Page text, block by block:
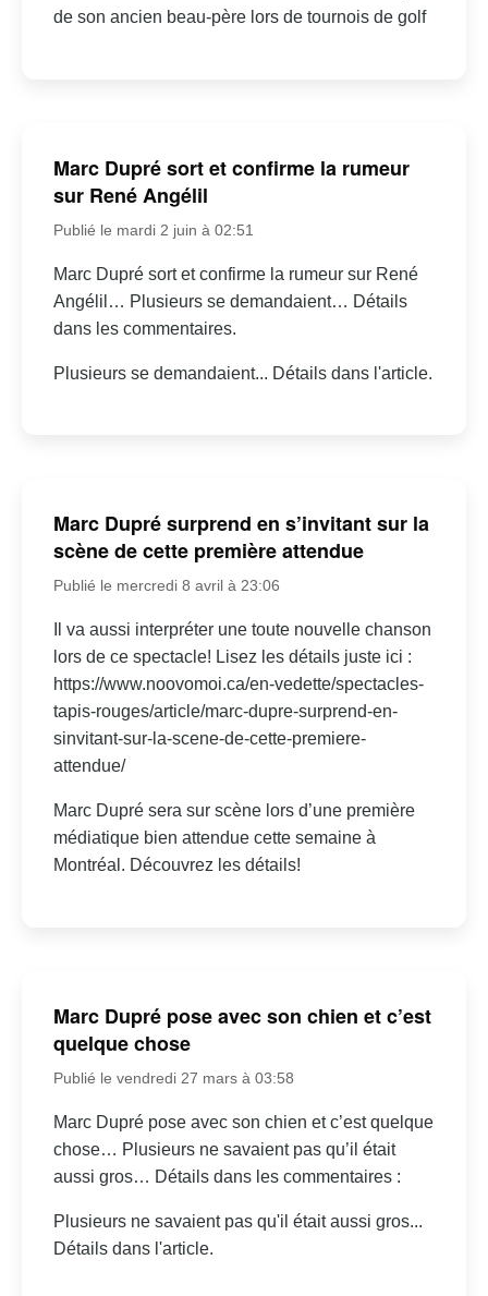
de son ancien beau-père lors de tournois de golf
Marc Dupré sort et confirme la rumeur
sur René Angélil
Publié le mardi 2 juin à 02:51
Marc Dupré sort et confirme la rumeur sur René
Angélil… Plusieurs se demandaient… Détails
dans les commentaires.
Plusieurs se demandaient... Détails dans l'article.
Marc Dupré surprend en s’invitant sur la
scène de cette première attendue
Publié le mercredi 8 avril à 23:06
Il va aussi interpréter une toute nouvelle chanson
lors de ce spectacle! Lisez les détails juste ici :
https://www.noovomoi.ca/en-vedette/spectacles-
tapis-rouges/article/marc-dupre-surprend-en-
sinvitant-sur-la-scene-de-cette-premiere-
attendue/
Marc Dupré sera sur scène lors d’une première
médiatique bien attendue cette semaine à
Montréal. Découvrez les détails!
Marc Dupré pose avec son chien et c’est
quelque chose
Publié le vendredi 27 mars à 03:58
Marc Dupré pose avec son chien et c’est quelque
chose… Plusieurs ne savaient pas qu’il était
aussi gros… Détails dans les commentaires :
Plusieurs ne savaient pas qu'il était aussi gros...
Détails dans l'article.